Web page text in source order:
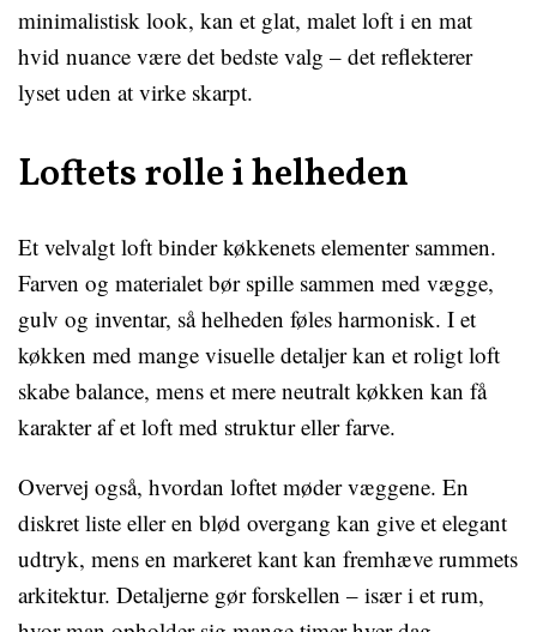
minimalistisk look, kan et glat, malet loft i en mat
hvid nuance være det bedste valg – det reflekterer
lyset uden at virke skarpt.
Loftets rolle i helheden
Et velvalgt loft binder køkkenets elementer sammen.
Farven og materialet bør spille sammen med vægge,
gulv og inventar, så helheden føles harmonisk. I et
køkken med mange visuelle detaljer kan et roligt loft
skabe balance, mens et mere neutralt køkken kan få
karakter af et loft med struktur eller farve.
Overvej også, hvordan loftet møder væggene. En
diskret liste eller en blød overgang kan give et elegant
udtryk, mens en markeret kant kan fremhæve rummets
arkitektur. Detaljerne gør forskellen – især i et rum,